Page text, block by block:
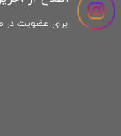
برای عضویت در